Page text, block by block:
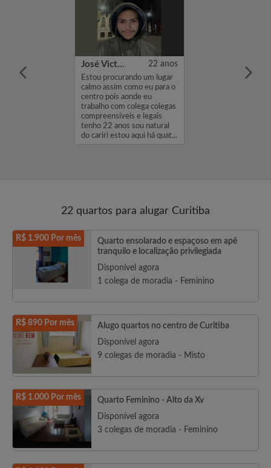
tenho 19
José Victor Correia Coutinho 22 anos
Estou procurando um lugar
calmo assim como eu para o
centro pois aonde eu
trabalho com colega colegas
compreensíveis e legais
tenho 22 anos sou natural
do cariri estou aqui há quat...
22 quartos para alugar Curitiba
R$ 1.900 Por mês
Quarto ensolarado e espaçoso em apê
tranquilo e localização privilegiada
Disponível agora
1 colega de moradia - Feminino
R$ 890 Por mês
Alugo quartos no centro de Curitiba
Disponível agora
9 colegas de moradia - Misto
R$ 1.000 Por mês
Quarto Feminino - Alto da Xv
Disponível agora
3 colegas de moradia - Feminino